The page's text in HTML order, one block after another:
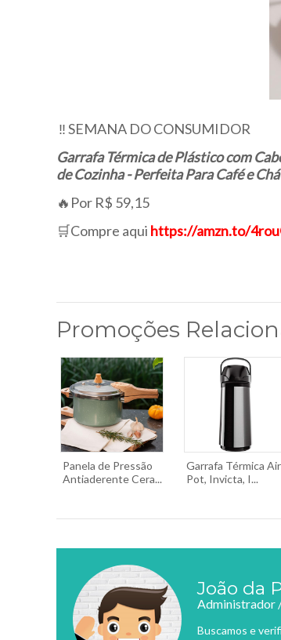
‼️ SEMANA DO CONSUMIDOR
Garrafa Térmica de Plástico com
de Cozinha - Perfeita Para Café e
🔥Por R$ 59,15
🛒Compre aqui https://amzn.to/
Promoções
Panela de Pressão
Antiaderente Cera...
Garrafa Térmica Air
Pot, Invicta, I...
João da
Administrador
Buscamos e